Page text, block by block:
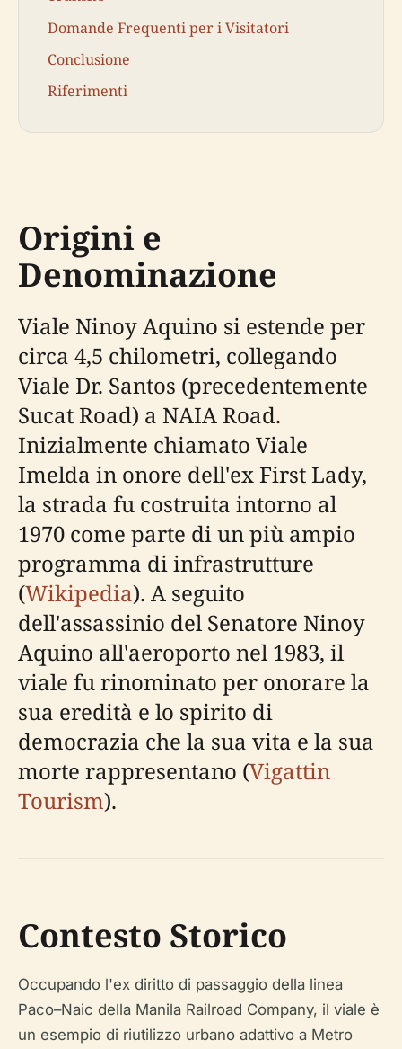
Domande Frequenti per i Visitatori
Conclusione
Riferimenti
Origini e
Denominazione
Viale Ninoy Aquino si estende per
circa 4,5 chilometri, collegando
Viale Dr. Santos (precedentemente
Sucat Road) a NAIA Road.
Inizialmente chiamato Viale
Imelda in onore dell'ex First Lady,
la strada fu costruita intorno al
1970 come parte di un più ampio
programma di infrastrutture
(Wikipedia). A seguito
dell'assassinio del Senatore Ninoy
Aquino all'aeroporto nel 1983, il
viale fu rinominato per onorare la
sua eredità e lo spirito di
democrazia che la sua vita e la sua
morte rappresentano (Vigattin
Tourism).
Contesto Storico
Occupando l'ex diritto di passaggio della linea
Paco–Naic della Manila Railroad Company, il viale è
un esempio di riutilizzo urbano adattivo a Metro